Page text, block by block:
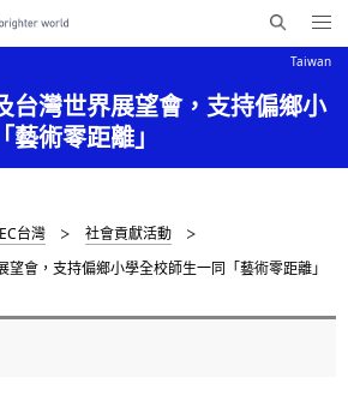
Taiwan
搜
索
N
E
Me
nu
Op
台灣世界展望會，支持偏鄉小
術零距離」
台灣
社會貢獻活動
望會，支持偏鄉小學全校師生一同「藝術零距離」